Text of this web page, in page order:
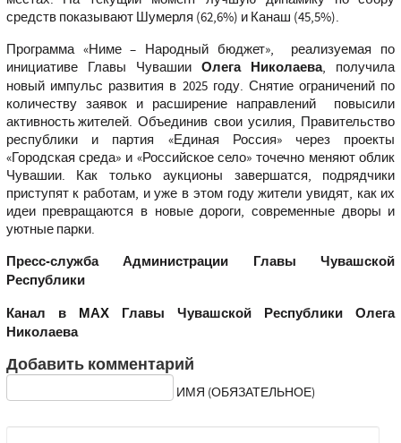
средств показывают Шумерля (62,6%) и Канаш (45,5%).
Программа «Ниме – Народный бюджет», реализуемая по
инициативе Главы ЧувашииОлега Николаева, получила
новый импульс развития в 2025 году. Снятие ограничений по
количеству заявок и расширение направлений повысили
активность жителей. Объединив свои усилия, Правительство
республики и партия «Единая Россия» через проекты
«Городская среда» и «Российское село» точечно меняют облик
Чувашии. Как только аукционы завершатся, подрядчики
приступят к работам, и уже в этом году жители увидят, как их
идеи превращаются в новые дороги, современные дворы и
уютные парки.
Пресс-служба Администрации Главы Чувашской
Республики
Канал в МАХ Главы Чувашской Республики Олега
Николаева
Добавить комментарий
ИМЯ (ОБЯЗАТЕЛЬНОЕ)